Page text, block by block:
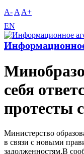
A- A A+
EN
себя
протесты
Министерство
в связи с новыми
задолженностям.В